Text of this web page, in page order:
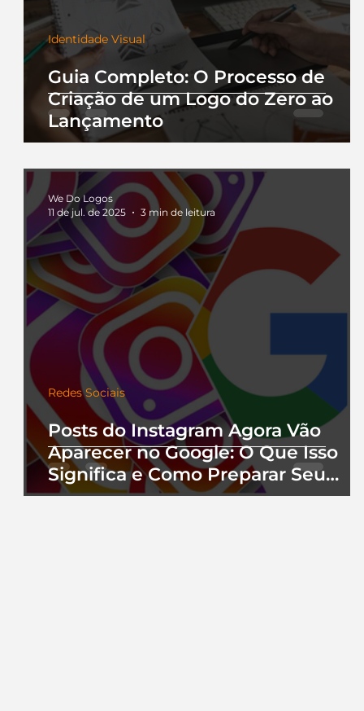
Guia Completo: O Processo de
Criação de um Logo do Zero ao
Lançamento
Identidade Visual
Posts do Instagram Agora Vão
Aparecer no Google: O Que Isso
Significa e Como Preparar Seu
Perfil
Redes Sociais
We Do Logos
11 de jul. de 2025
3 min de leitura